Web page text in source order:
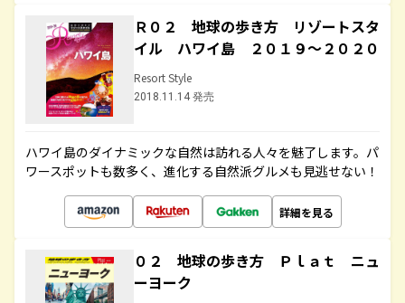
Ｒ０２ 地球の歩き方 リゾートスタ
イル ハワイ島 ２０１９～２０２０
Resort Style
2018.11.14 発売
ハワイ島のダイナミックな自然は訪れる人々を魅了します。パ
ワースポットも数多く、進化する自然派グルメも見逃せない！
詳細を見る
０２ 地球の歩き方 Ｐｌａｔ ニュ
ーヨーク